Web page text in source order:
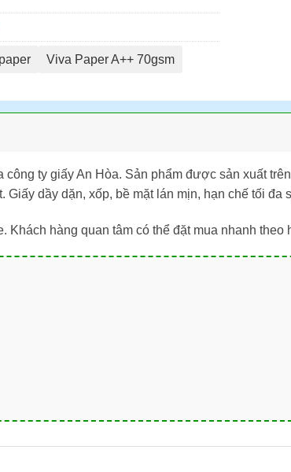
Viva Paper A++ 70gsm
ty giấy An Hòa. Sản phẩm được sản xuất
dầy dặn, xốp, bề mặt lán mịn, hạn chế tối đa
Khách hàng quan tâm có thể đặt mua nhanh theo